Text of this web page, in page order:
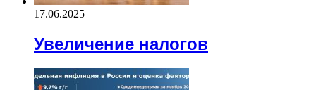
17.06.2025
Увеличение налогов